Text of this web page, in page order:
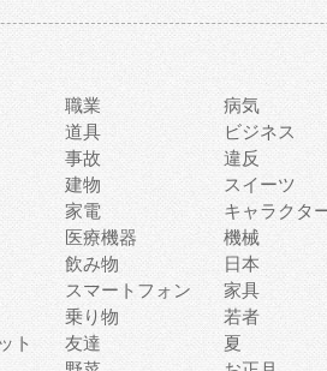
職業 病気
道具 ビジネス
事故 違反
建物 スイーツ
家電 キャラクタ
医療機器 機械
飲み物 日本
スマートフォン 家具
乗り物 若者
ト 友達 夏